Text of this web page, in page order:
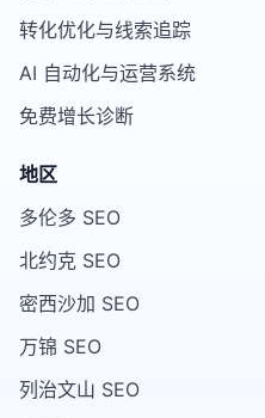
转化优化与线索追踪
AI 自动化与运营系统
免费增长诊断
地区
多伦多 SEO
北约克 SEO
密西沙加 SEO
万锦 SEO
列治文山 SEO